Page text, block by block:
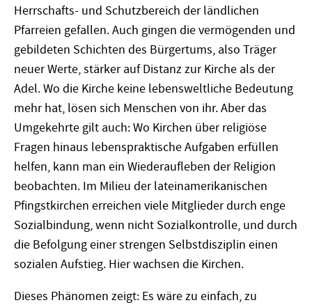
Herrschafts- und Schutzbereich der ländlichen
Pfarreien gefallen. Auch gingen die vermögenden und
gebildeten Schichten des Bürgertums, also Träger
neuer Werte, stärker auf Distanz zur Kirche als der
Adel. Wo die Kirche keine lebensweltliche Bedeutung
mehr hat, lösen sich Menschen von ihr. Aber das
Umgekehrte gilt auch: Wo Kirchen über religiöse
Fragen hinaus lebenspraktische Aufgaben erfüllen
helfen, kann man ein Wiederaufleben der Religion
beobachten. Im Milieu der lateinamerikanischen
Pfingstkirchen erreichen viele Mitglieder durch enge
Sozialbindung, wenn nicht Sozialkontrolle, und durch
die Befolgung einer strengen Selbstdisziplin einen
sozialen Aufstieg. Hier wachsen die Kirchen.
Dieses Phänomen zeigt: Es wäre zu einfach, zu